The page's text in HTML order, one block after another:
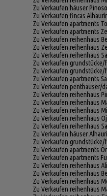
Zu Verkaufen häuser Pinoso
Zu Verkaufen fincas
Zu Verkaufen apartments
Zu Verkaufen apartments
Zu Verkaufen reihenhaus
Zu Verkaufen reihenhaus
Zu Verkaufen reihenhaus
Zu Verkaufen grundstücke/
Zu Verkaufen grundstücke/
Zu Verkaufen apartments
Zu Verkaufen penthäuser/
Zu Verkaufen reihenhaus
Zu Verkaufen reihenhaus
Zu Verkaufen reihenhaus
Zu Verkaufen reihenhaus
Zu Verkaufen reihenhaus
Zu Verkaufen häuser
Zu Verkaufen grundstücke/
Zu Verkaufen apartments
Zu Verkaufen apartments
Zu Verkaufen reihenhaus
Zu Verkaufen reihenhaus
Zu Verkaufen reihenhaus
Zu Verkaufen reihenhaus